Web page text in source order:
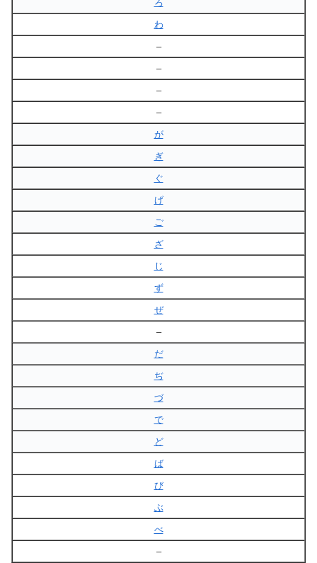
ろ
わ
–
–
–
–
が
ぎ
ぐ
げ
ご
ざ
じ
ず
ぜ
–
だ
ぢ
づ
で
ど
ば
び
ぶ
べ
–